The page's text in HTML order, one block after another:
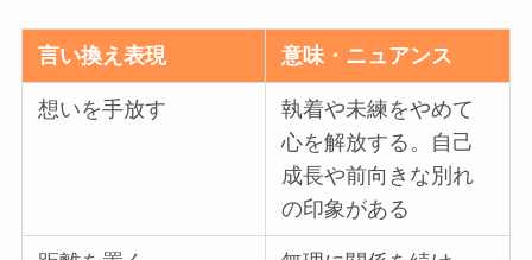
言い換え表現 意味・ニュアンス
想いを手放す
執着や未練をやめて
心を解放する。自己
成長や前向きな別れ
の印象がある